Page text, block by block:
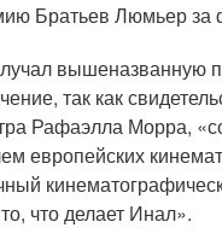
Братьев Люмьер за
так как
Рафаэлла Морра,
европейских
что делает Инал».